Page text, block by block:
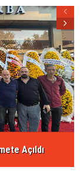
Açıldı